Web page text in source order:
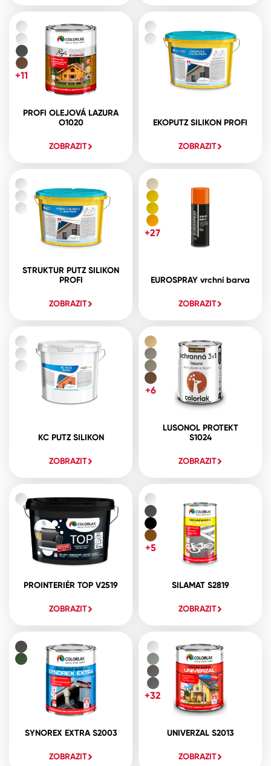
PROFI OLEJOVÁ LAZURA
O1020
ZOBRAZIT
+11
EKOPUTZ SILIKON PROFI
ZOBRAZIT
STRUKTUR PUTZ SILIKON
PROFI
ZOBRAZIT
EUROSPRAY vrchní barva
ZOBRAZIT
+27
KC PUTZ SILIKON
ZOBRAZIT
LUSONOL PROTEKT
S1024
ZOBRAZIT
+6
PROINTERIÉR TOP V2519
ZOBRAZIT
SILAMAT S2819
ZOBRAZIT
+5
SYNOREX EXTRA S2003
ZOBRAZIT
UNIVERZAL S2013
ZOBRAZIT
+32